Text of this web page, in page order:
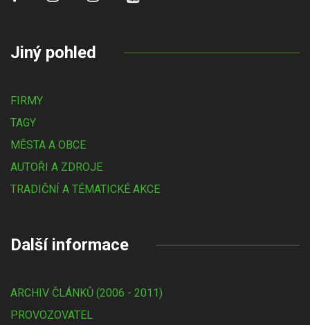
Jiný pohled
FIRMY
TAGY
MĚSTA A OBCE
AUTOŘI A ZDROJE
TRADIČNÍ A TÉMATICKÉ AKCE
Další informace
ARCHIV ČLÁNKŮ (2006 - 2011)
PROVOZOVATEL